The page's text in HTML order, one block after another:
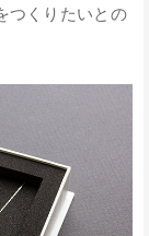
つくりたいとの